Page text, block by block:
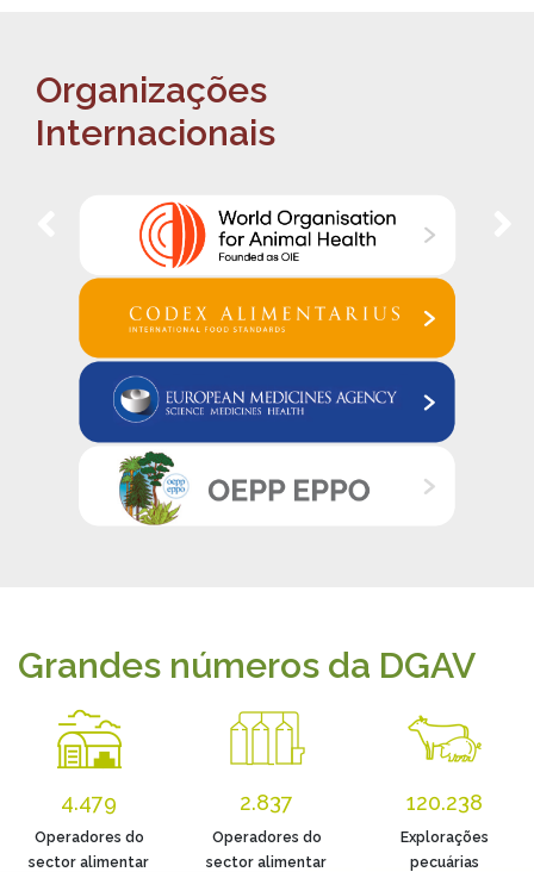
Organizações
Internacionais
Grandes números da DGAV
4.479
Operadores do
sector alimentar
2.837
Operadores do
sector alimentar
120.238
Explorações
pecuárias